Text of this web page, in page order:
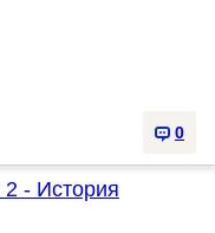
0
- История